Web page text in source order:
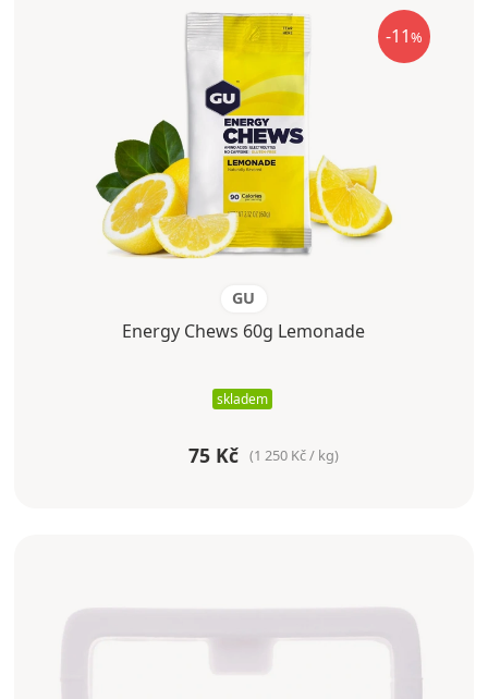
-11%
GU
Energy Chews 60g Lemonade
skladem
75 Kč (1 250 Kč / kg)